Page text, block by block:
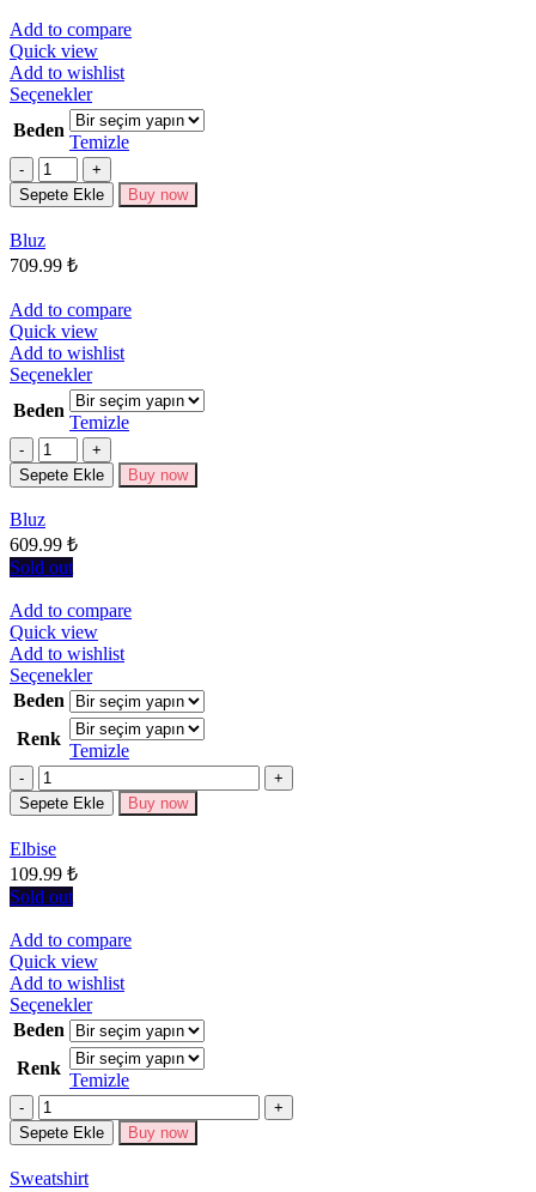
Add to compare
Quick view
Add to wishlist
SeçeneklerBu
ürünün
birden
fazla
varyasyonu
var.
Beden
Temizle
Miktar
Sepete Ekle Buy now
Bluz
709.99 ₺
Add to compare
Quick view
Add to wishlist
SeçeneklerBu
ürünün
birden
fazla
varyasyonu
var.
Beden
Temizle
Miktar
Sepete Ekle Buy now
Bluz
609.99 ₺
Sold out
Add to compare
Quick view
Add to wishlist
SeçeneklerBu
ürünün
birden
fazla
varyasyonu
Seçenekler
Beden
Renk
Temizle
Miktar
Sepete Ekle Buy now
Elbise
109.99 ₺
Sold out
Add to compare
Quick view
Add to wishlist
SeçeneklerBu
ürünün
birden
fazla
varyasyonu
Seçenekler
Beden
Renk
Temizle
Miktar
Sepete Ekle Buy now
Sweatshirt